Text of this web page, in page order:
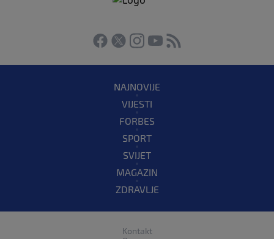
NAJNOVIJE
VIJESTI
FORBES
SPORT
SVIJET
MAGAZIN
ZDRAVLJE
Kontakt